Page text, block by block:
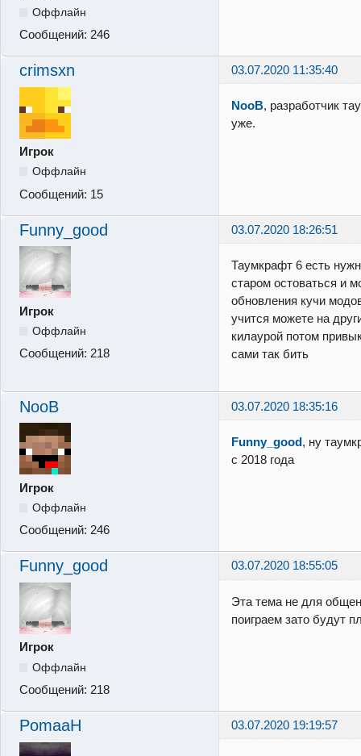
Оффлайн
Сообщений: 246
crimsxn 03.07.2020 11:35:40
Игрок
Оффлайн
Сообщений: 15
NooB, разработчик
уже.
Funny_good 03.07.2020 18:26:51
Игрок
Оффлайн
Сообщений: 218
Таумкрафт 6 есть
старом остоваться и
обновления кучи
учится можете на
килаурой потом
сами так бить
NooB 03.07.2020 18:35:16
Игрок
Оффлайн
Сообщений: 246
Funny_good, ну
с 2018 года
Funny_good 03.07.2020 18:55:05
Игрок
Оффлайн
Сообщений: 218
Эта тема не для
поиграем зато будут
PomaaH 03.07.2020 19:19:57